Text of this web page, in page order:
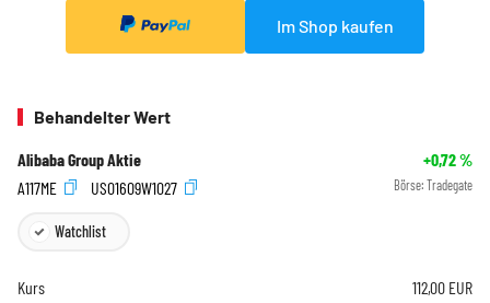
Im Shop kaufen
Behandelter Wert
Alibaba Group Aktie +0,72%
A117ME
US01609W1027 Börse: Tradegate
Watchlist
Kurs 112,00 EUR